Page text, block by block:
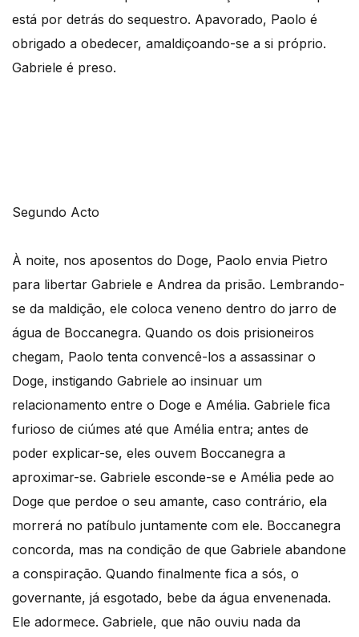
está por detrás do sequestro. Apavorado, Paolo é
obrigado a obedecer, amaldiçoando-se a si próprio.
Gabriele é preso.
Segundo Acto
À noite, nos aposentos do Doge, Paolo envia Pietro
para libertar Gabriele e Andrea da prisão. Lembrando-
se da maldição, ele coloca veneno dentro do jarro de
água de Boccanegra. Quando os dois prisioneiros
chegam, Paolo tenta convencê-los a assassinar o
Doge, instigando Gabriele ao insinuar um
relacionamento entre o Doge e Amélia. Gabriele fica
furioso de ciúmes até que Amélia entra; antes de
poder explicar-se, eles ouvem Boccanegra a
aproximar-se. Gabriele esconde-se e Amélia pede ao
Doge que perdoe o seu amante, caso contrário, ela
morrerá no patíbulo juntamente com ele. Boccanegra
concorda, mas na condição de que Gabriele abandone
a conspiração. Quando finalmente fica a sós, o
governante, já esgotado, bebe da água envenenada.
Ele adormece. Gabriele, que não ouviu nada da